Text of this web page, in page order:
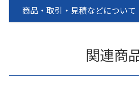
商品・取引・見積などについて
関連商